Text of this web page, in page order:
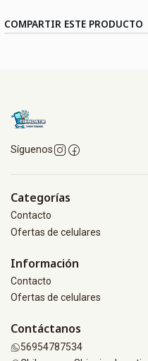
COMPARTIR ESTE PRODUCTO
Síguenos
Categorías
Contacto
Ofertas de celulares
Información
Contacto
Ofertas de celulares
Contáctanos
56954787534